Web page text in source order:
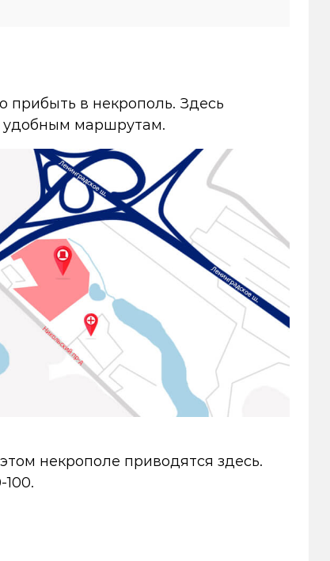
в некрополь. Здесь
удобным маршрутам.
некрополе приводятся здесь.
100.